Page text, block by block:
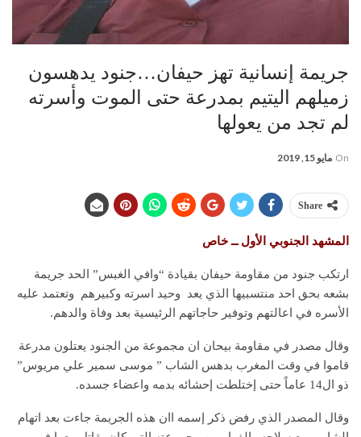
جريمة إنسانية تهز حيفان…جنود يدهسون
زميلهم اليتيم بمدرعة حتى الموت وأسرته
لم تجد من يعولها
On مايو 15, 2019
Share
المشهد الجنوبي الأول ــ خاص
ارتكب جنود من مقاومة حيفان بقيادة “وافي الغبس” الحد جريمة
بشعه بحق احد منتسبيها الذي يعد وحيد اسرته وكبيرهم وتعتمد عليه
الأسره في اعالتهم وتوفير حاجاتهم الرئيسية بعد وفاة والدهم.
وقال مصدر في مقاومة بيحان ان مجموعة من الجنود يعتلون مدرعة
قاموا في وقت المغرب بدهس الشاب ” موسى سمير علي مريوس”
ذو ال14 عاماً حتى إختلطت إحشائه بدمه واعضاء جسده.
وقال المصدر الذي رفض ذكر إسمه اان هذه الجريمة جاءت بعد اتهام